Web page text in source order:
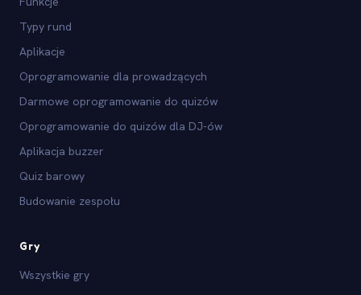
Typy rund
Aplikacje
Oprogramowanie dla prowadzących
Darmowe oprogramowanie do quizów
Oprogramowanie do quizów dla DJ-ów
Aplikacja buzzer
Quiz barowy
Budowanie zespołu
Gry
Wszystkie gry